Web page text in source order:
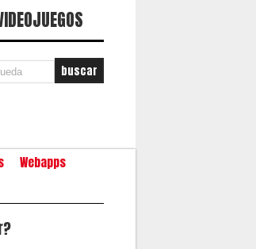
Webapps